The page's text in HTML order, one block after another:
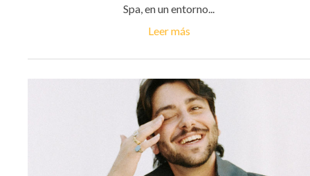
Spa, en un entorno...
Leer más